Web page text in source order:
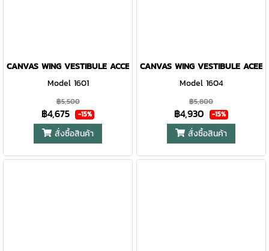
CANVAS WING VESTIBULE ACCESSORY FOR 10X10 FLEX-BOW
Model 1601
฿5,500
฿4,675 -15%
สั่งซื้อสินค้า
CANVAS WING VESTIBULE
Model 1604
฿5,800
฿4,930 -15%
สั่งซื้อสินค้า